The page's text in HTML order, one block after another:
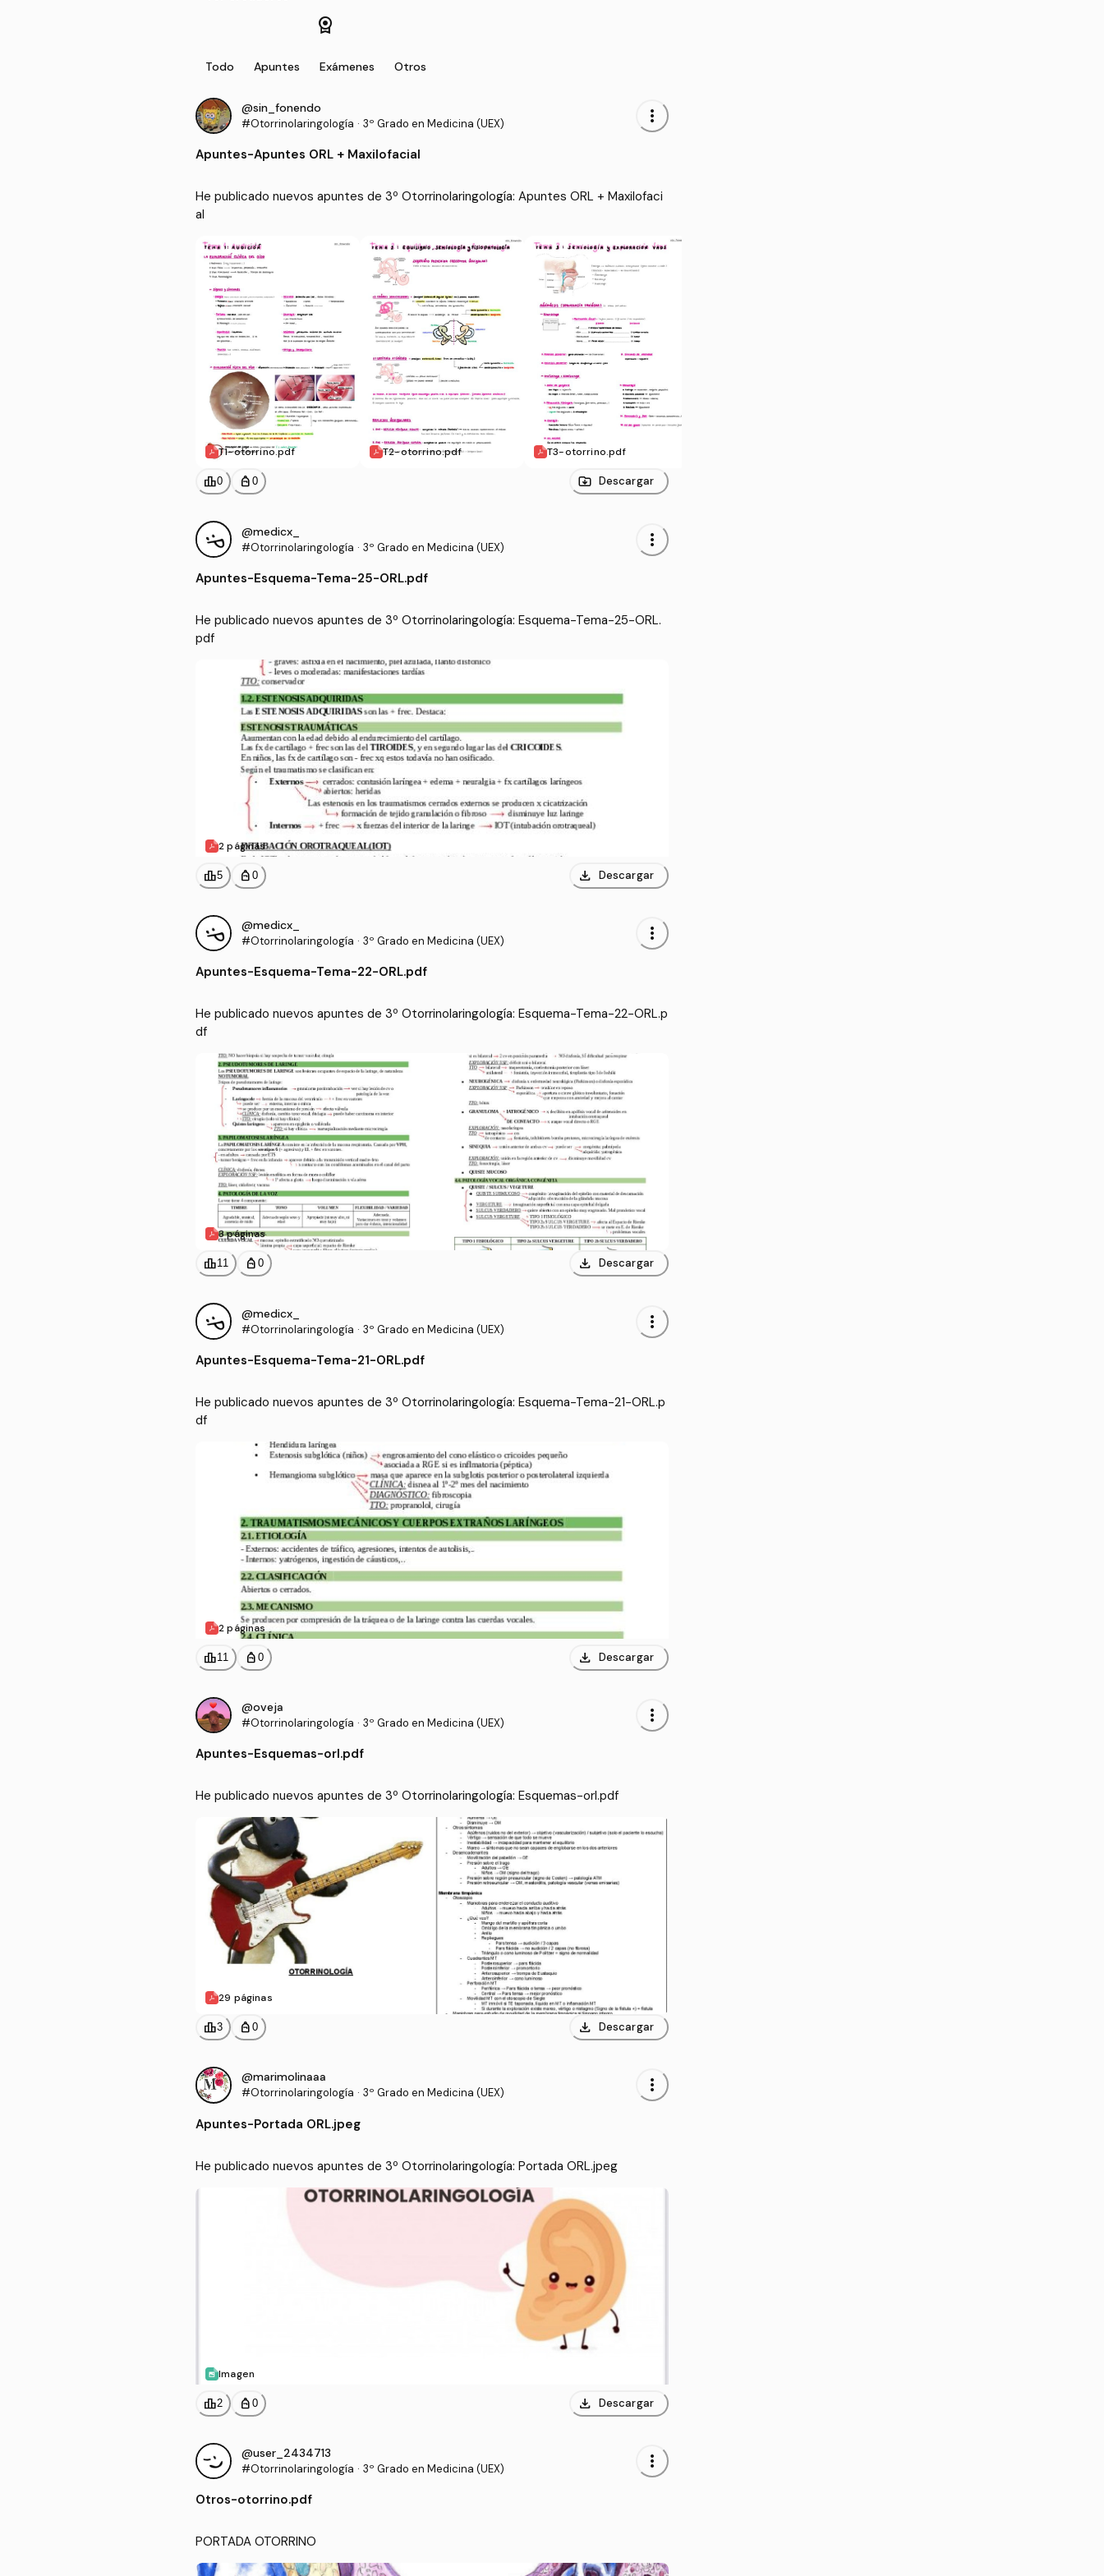
license
Todo Apuntes Exámenes Otros
@sin_fonendo
#Otorrinolaringología · 3º Grado en Medicina (UEX) more_vert
Apuntes-Apuntes ORL + Maxilofacial
He publicado nuevos apuntes de 3º Otorrinolaringología: Apuntes ORL + Maxilofaci
al
T1-otorrino.pdf T2-otorrino.pdf T3-otorrino.pdf
leaderboard0 personal_bag 0 Descargar
@medicx_
#Otorrinolaringología · 3º Grado en Medicina (UEX) more_vert
Apuntes-Esquema-Tema-25-ORL.pdf
He publicado nuevos apuntes de 3º Otorrinolaringología: Esquema-Tema-25-ORL.
pdf
2 páginas
leaderboard5 personal_bag 0 download Descargar
@medicx_
#Otorrinolaringología · 3º Grado en Medicina (UEX) more_vert
Apuntes-Esquema-Tema-22-ORL.pdf
He publicado nuevos apuntes de 3º Otorrinolaringología: Esquema-Tema-22-ORL.p
df
3 páginas
leaderboard11 personal_bag 0 download Descargar
@medicx_
#Otorrinolaringología · 3º Grado en Medicina (UEX) more_vert
Apuntes-Esquema-Tema-21-ORL.pdf
He publicado nuevos apuntes de 3º Otorrinolaringología: Esquema-Tema-21-ORL.p
df
2 páginas
leaderboard11 personal_bag 0 download Descargar
@oveja
#Otorrinolaringología · 3º Grado en Medicina (UEX) more_vert
Apuntes-Esquemas-orl.pdf
He publicado nuevos apuntes de 3º Otorrinolaringología: Esquemas-orl.pdf
29 páginas
leaderboard3 personal_bag 0 download Descargar
@marimolinaaa
#Otorrinolaringología · 3º Grado en Medicina (UEX) more_vert
Apuntes-Portada ORL.jpeg
He publicado nuevos apuntes de 3º Otorrinolaringología: Portada ORL.jpeg
Imagen
leaderboard2 personal_bag 0 download Descargar
@user_2434713
#Otorrinolaringología · 3º Grado en Medicina (UEX) more_vert
Otros-otorrino.pdf